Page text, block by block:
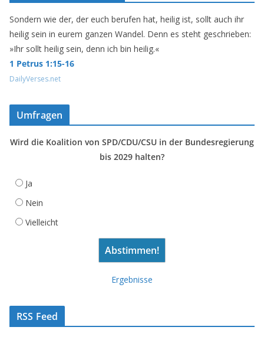
Sondern wie der, der euch berufen hat, heilig ist, sollt auch ihr
heilig sein in eurem ganzen Wandel. Denn es steht geschrieben:
»Ihr sollt heilig sein, denn ich bin heilig.«
1 Petrus 1:15-16
DailyVerses.net
Umfragen
Wird die Koalition von SPD/CDU/CSU in der Bundesregierung
bis 2029 halten?
Ja
Nein
Vielleicht
Ergebnisse
RSS Feed